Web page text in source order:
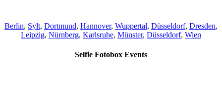
Berlin, Sylt, Dortmund, Hannover, Wuppertal, Düsseldorf, Dresden,
Leipzig, Nürnberg, Karlsruhe, Münster, Düsseldorf, Wien
Selfie Fotobox Events